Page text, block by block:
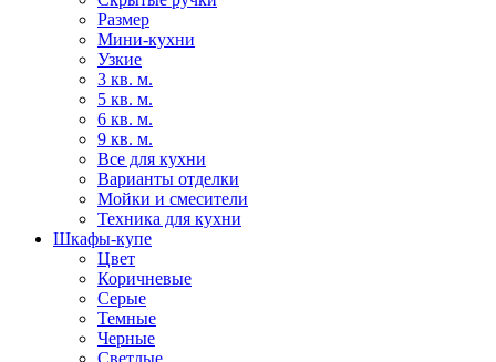
Размер
Мини-кухни
Узкие
3 кв. м.
5 кв. м.
6 кв. м.
9 кв. м.
Все для кухни
Варианты отделки
Мойки и смесители
Техника для кухни
Шкафы-купе
Цвет
Коричневые
Серые
Темные
Черные
Светлые